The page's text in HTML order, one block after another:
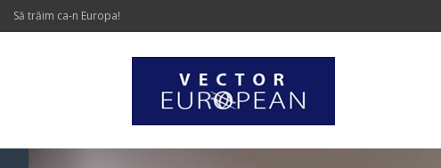
Să trăim ca-n Europa!